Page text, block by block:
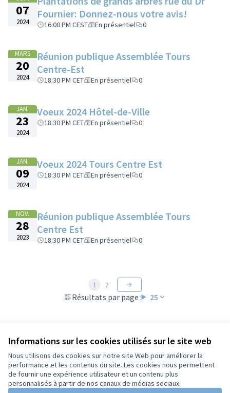
Informations sur les cookies utilisés sur le site web
Nous utilisons des cookies sur notre site Web pour améliorer la
performance et les contenus du site. Les cookies nous permettent
de fournir une expérience utilisateur et un contenu plus
personnalisés à partir de nos canaux de médias sociaux.
07
2024
Fournier: Donnez-nous votre avis!
16:00 PM CEST En présentiel 0
MARS
20
2024
Réunion publique Assemblée Tours
Centre-Est
18:30 PM CET En présentiel 0
JAN.
23
2024
Voeux 2024 Hôtel-de-Ville
18:30 PM CET En présentiel 0
JAN.
09
2024
Voeux 2024 Tours Centre Est
18:30 PM CET En présentiel 0
NOV.
28
2023
Réunion publique Assemblée Tours
Centre Est
18:30 PM CET En présentiel 0
Résultats par page : 25
1 2
Voir toutes les rencontres annulées
Conditions d'utilisation
Paramètres des cookies